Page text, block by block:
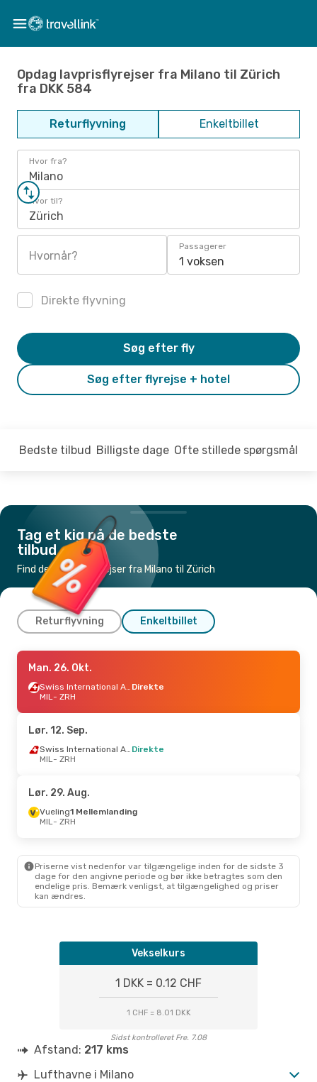
Opdag lavprisflyrejser fra Milano til Zürich
fra DKK 584
Returflyvning Enkeltbillet
Hvor fra?
Milano
Hvor til?
Zürich
Hvornår?
Passagerer
1 voksen
Direkte flyvning
Søg efter flyrejse + hotel
Søg efter fly
Bedste tilbud Billigste dage Ofte stillede spørgsmål
Tag et kig på de bedste
tilbud
Find de billigste flyrejser fra Milano til Zürich
Returflyvning Enkeltbillet
Tor. 27. Aug.- Søn. 30. Aug.
Swiss International Air Lines
Direkte
Swiss International Air Lines
Direkte
ZRH- MIL
Man. 26. Okt.
Swiss International Air Lines Direkte
MIL- ZRH
Lør. 12. Sep.
Swiss International Air Lines Direkte
MIL- ZRH
Lør. 29. Aug.
Vueling1 Mellemlanding
MIL- ZRH
Priserne vist nedenfor var tilgængelige inden for de sidste 3
dage for den angivne periode og bør ikke betragtes som den
endelige pris. Bemærk venligst, at tilgængelighed og priser
kan ændres.
Vekselkurs
1 DKK = 0.12 CHF
1 CHF = 8.01 DKK
Sidst kontrolleret Fre. 7.08
Afstand: 217 kms
Lufthavne i Milano